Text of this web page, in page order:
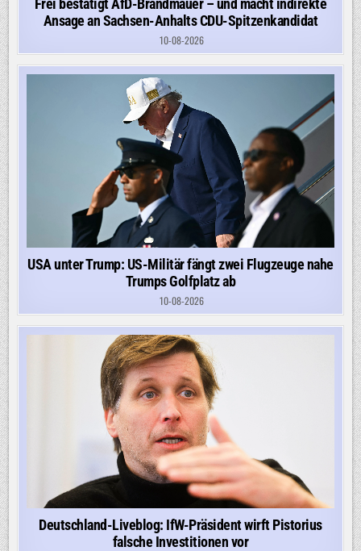
Frei bestätigt AfD-Brandmauer – und macht indirekte
Ansage an Sachsen-Anhalts CDU-Spitzenkandidat
10-08-2026
USA unter Trump: US-Militär fängt zwei Flugzeuge nahe
Trumps Golfplatz ab
10-08-2026
Deutschland-Liveblog: IfW-Präsident wirft Pistorius
falsche Investitionen vor